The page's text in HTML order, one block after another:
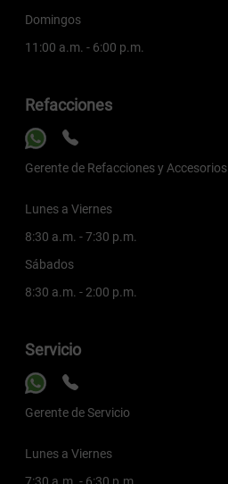
Domingos
11:00 a.m. - 6:00 p.m.
Refacciones
Gerente de Refacciones y Accesorios
Lunes a Viernes
8:30 a.m. - 7:30 p.m.
Sábados
8:30 a.m. - 2:00 p.m.
Servicio
Gerente de Servicio
Lunes a Viernes
7:30 a.m. - 6:30 p.m.